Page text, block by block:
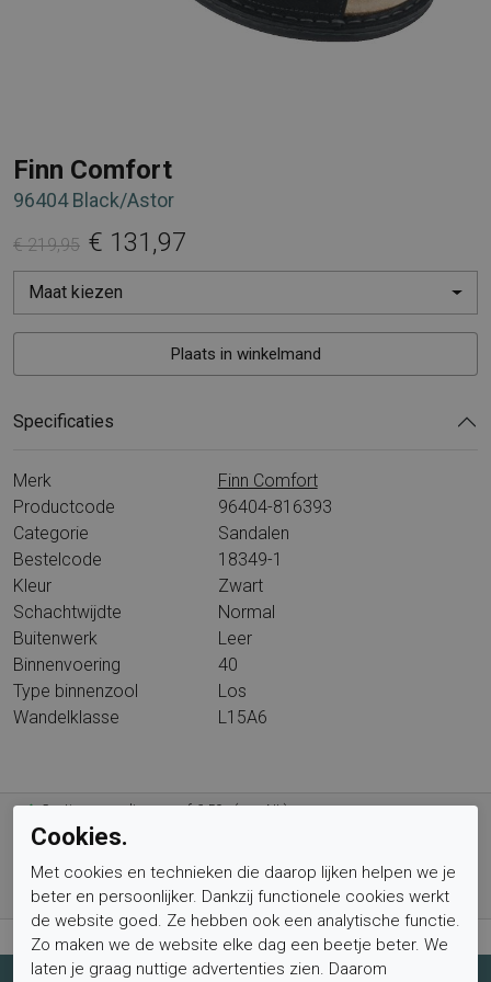
Finn Comfort
96404 Black/Astor
€ 219,95 € 131,97
Maat kiezen
Plaats in winkelmand
Specificaties
Merk
Finn Comfort
Productcode
96404-816393
Categorie
Sandalen
Bestelcode
18349-1
Kleur
Zwart
Schachtwijdte
Normal
Buitenwerk
Leer
Binnenvoering
40
Type binnenzool
Los
Wandelklasse
L15A6
Gratis verzending vanaf € 59,- (voor NL)
Bestel nu, betaal achteraf met Klarna
Levertijd 1-2 werkdagen*
Retourtermijn van 2 weken
Cookies.
Met cookies en technieken die daarop lijken helpen we je
beter en persoonlijker. Dankzij functionele cookies werkt
de website goed. Ze hebben ook een analytische functie.
Zo maken we de website elke dag een beetje beter. We
laten je graag nuttige advertenties zien. Daarom